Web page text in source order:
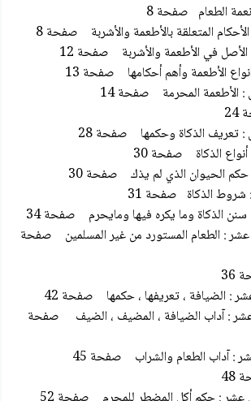
الطعام صفحة 8
المتعلقة بالأطعمة والأشربة صفحة 8
الأصل في الأطعمة والأشربة صفحة 12
الأطعمة وأهم أحكامها صفحة 13
الأطعمة المحرمة صفحة 14
تعريف الذكاة وحكمها صفحة 28
الذكاة صفحة 30
حكم الحيوان الذي لم يذك صفحة 30
شروط الذكاة صفحة 31
سنن الذكاة وما يكره فيها ومايحرم صفحة 34
: الطعام المستورد من غير المسلمين صفحة
: الضيافة ، تعريفها ، حكمها صفحة 42
عشر : آداب الضيافة ، المضيف ، الضيف صفحة
: آداب الطعام والشراب صفحة 45